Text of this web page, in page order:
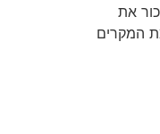
את
המקרים